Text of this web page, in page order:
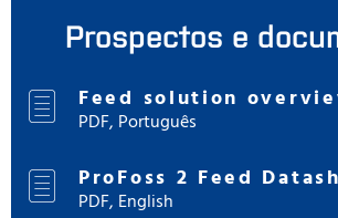
Prospectos e
Feed solution
PDF, Português
ProFoss 2 Feed
PDF, English